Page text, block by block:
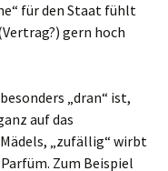
für den Staat fühlt
gern hoch
„dran“ ist,
auf das
„zufällig“ wirbt
Zum Beispiel